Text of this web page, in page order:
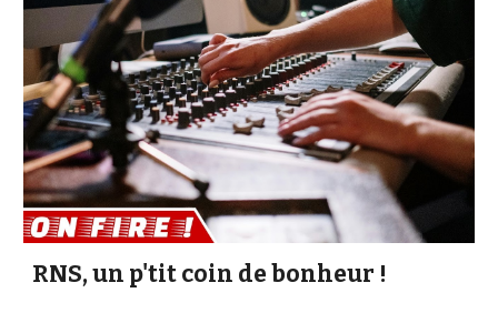
RNS, un p'tit coin de bonheur !